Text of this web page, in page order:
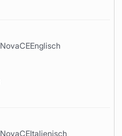
NovaCEEnglisch
NovaCEItalienisch